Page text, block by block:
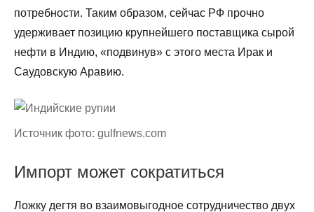
потребности. Таким образом, сейчас РФ прочно
удерживает позицию крупнейшего поставщика сырой
нефти в Индию, «подвинув» с этого места Ирак и
Саудовскую Аравию.
Источник фото: gulfnews.com
Импорт может сократиться
Ложку дегтя во взаимовыгодное сотрудничество двух